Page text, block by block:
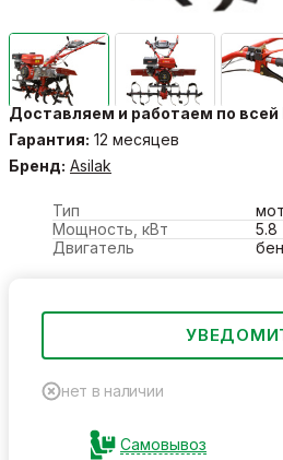
Доставляем и работаем по всей
Гарантия: 12 месяцев
Бренд: Asilak
Тип
Мощность, кВт
5.8
Двигатель
нет в наличии
Самовывоз